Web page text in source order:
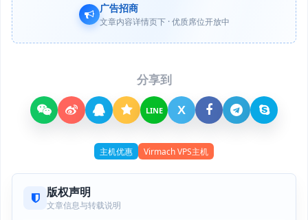
广告招商
文章内容详情页下 · 优质席位开放中
分享到
LINE X
主机优惠 Virmach VPS主机
版权声明
文章信息与转载说明